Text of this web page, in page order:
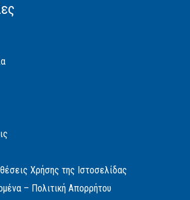
Χρήσης της Ιστοσελίδας
– Πολιτική Απορρήτου